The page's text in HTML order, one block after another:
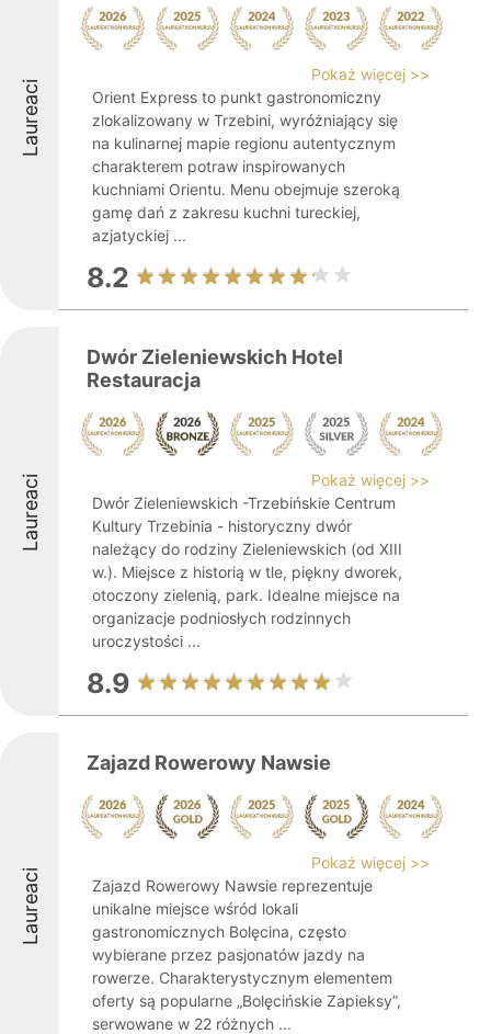
Laureaci
Pokaż więcej >>
Orient Express to punkt gastronomiczny
zlokalizowany w Trzebini, wyróżniający się
na kulinarnej mapie regionu autentycznym
charakterem potraw inspirowanych
kuchniami Orientu. Menu obejmuje szeroką
gamę dań z zakresu kuchni tureckiej,
azjatyckiej ...
8.2
Laureaci
Dwór Zieleniewskich Hotel
Restauracja
Pokaż więcej >>
Dwór Zieleniewskich -Trzebińskie Centrum
Kultury Trzebinia - historyczny dwór
należący do rodziny Zieleniewskich (od XIII
w.). Miejsce z historią w tle, piękny dworek,
otoczony zielenią, park. Idealne miejsce na
organizacje podniosłych rodzinnych
uroczystości ...
8.9
Laureaci
Zajazd Rowerowy Nawsie
Pokaż więcej >>
Zajazd Rowerowy Nawsie reprezentuje
unikalne miejsce wśród lokali
gastronomicznych Bolęcina, często
wybierane przez pasjonatów jazdy na
rowerze. Charakterystycznym elementem
oferty są popularne „Bolęcińskie Zapieksy”,
serwowane w 22 różnych ...